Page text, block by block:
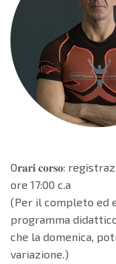
O𝐫𝐚𝐫𝐢 𝐜𝐨𝐫𝐬𝐨:
ore 17:00 c.a
(Per il completo ed
programma
che la domenica,
variazione.)